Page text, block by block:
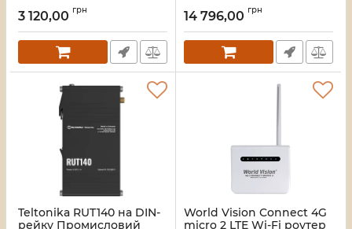
Артикул:16_118591
3 120,00 грн
Артикул:16_118151
14 796,00 грн
Teltonika RUT140 на DIN-
рейку Промисловий
World Vision Connect 4G
micro 2 LTE Wi-Fi роутер